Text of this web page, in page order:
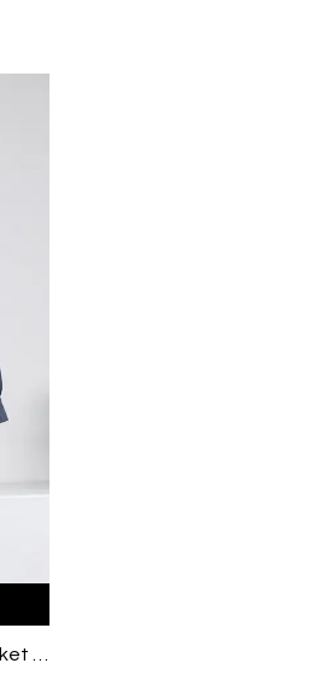
Aler Detaylı Etek Ucu BÜzgülü Ceket Lacivert